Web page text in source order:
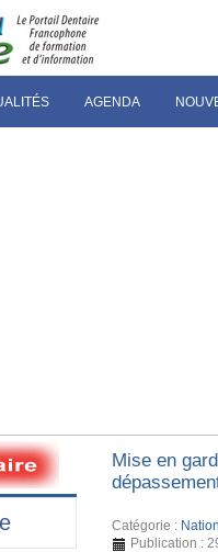
AGENDA
Mise en
Catégorie :
Publication :